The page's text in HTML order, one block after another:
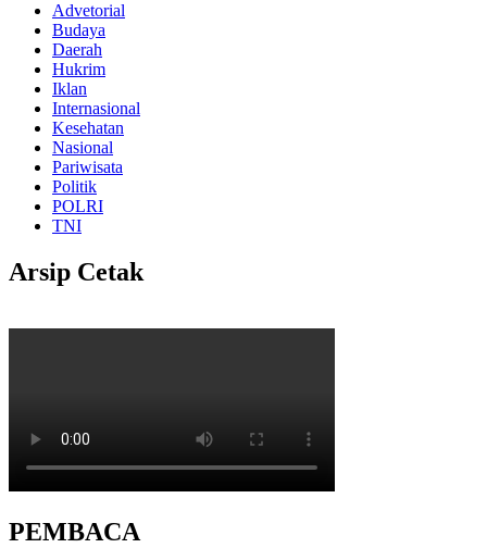
Advetorial
Budaya
Daerah
Hukrim
Iklan
Internasional
Kesehatan
Nasional
Pariwisata
Politik
POLRI
TNI
Arsip Cetak
PEMBACA